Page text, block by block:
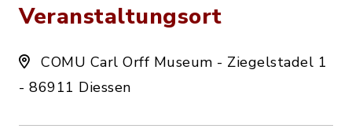
Veranstaltungsort
COMU Carl Orff Museum - Ziegelstadel 1
- 86911 Diessen